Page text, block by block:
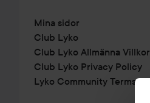
Mina sidor
Club Lyko
Club Lyko Allmänna Villkor
Club Lyko Privacy Policy
Lyko Community Terms &